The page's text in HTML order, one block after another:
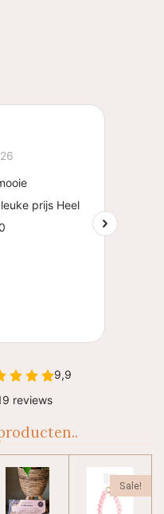
Sale!